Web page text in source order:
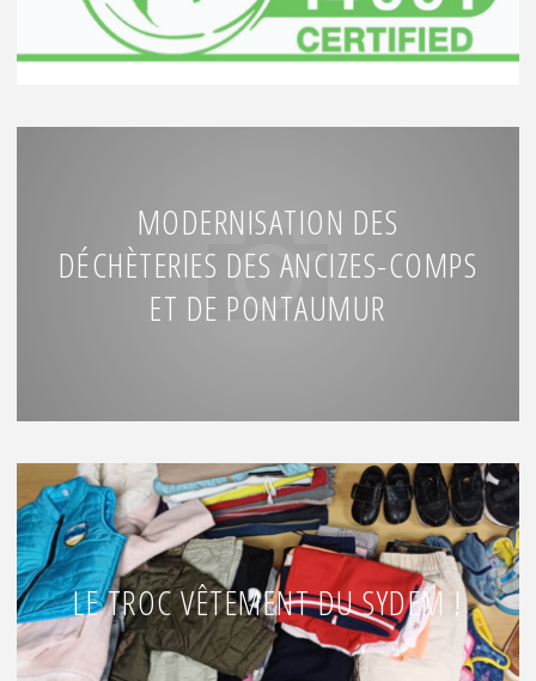
MODERNISATION DES
DÉCHÈTERIES DES ANCIZES-COMPS
ET DE PONTAUMUR
LE TROC VÊTEMENT DU SYDEM !